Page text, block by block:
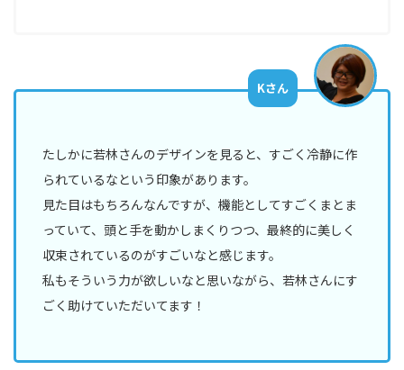
Kさん
たしかに若林さんのデザインを見ると、すごく冷静に作
られているなという印象があります。
見た目はもちろんなんですが、機能としてすごくまとま
っていて、頭と手を動かしまくりつつ、最終的に美しく
収束されているのがすごいなと感じます。
私もそういう力が欲しいなと思いながら、若林さんにす
ごく助けていただいてます！